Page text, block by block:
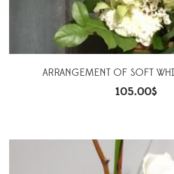
ARRANGEMENT OF SOFT
105.00$